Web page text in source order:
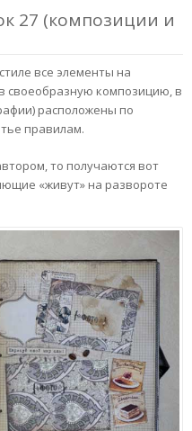
27 (композиции и
все элементы на
своеобразную композицию, в
расположены по
правилам.
то получаются вот
«живут» на развороте